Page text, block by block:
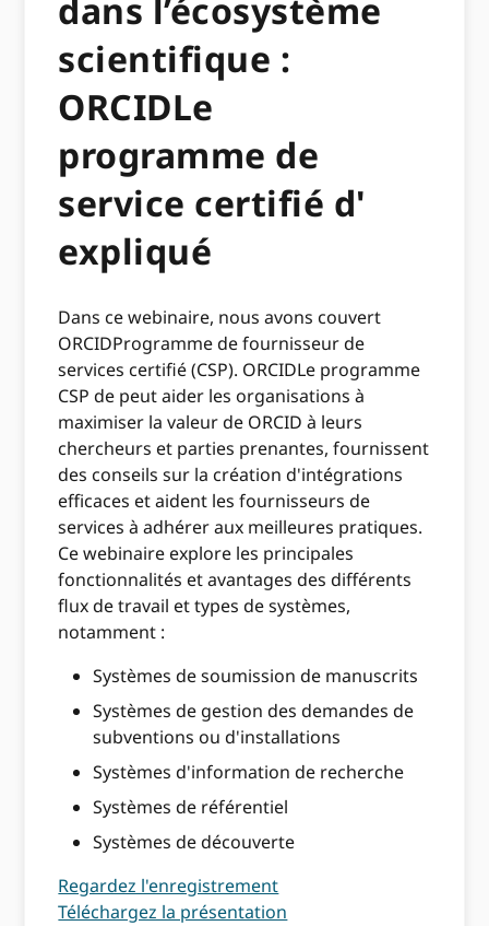
dans l’écosystème
scientifique :
ORCIDLe
programme de
service certifié d'
expliqué
Dans ce webinaire, nous avons couvert
ORCIDProgramme de fournisseur de
services certifié (CSP). ORCIDLe programme
CSP de peut aider les organisations à
maximiser la valeur de ORCID à leurs
chercheurs et parties prenantes, fournissent
des conseils sur la création d'intégrations
efficaces et aident les fournisseurs de
services à adhérer aux meilleures pratiques.
Ce webinaire explore les principales
fonctionnalités et avantages des différents
flux de travail et types de systèmes,
notamment :
Systèmes de soumission de manuscrits
Systèmes de gestion des demandes de
subventions ou d'installations
Systèmes d'information de recherche
Systèmes de référentiel
Systèmes de découverte
Regardez l'enregistrement
Téléchargez la présentation